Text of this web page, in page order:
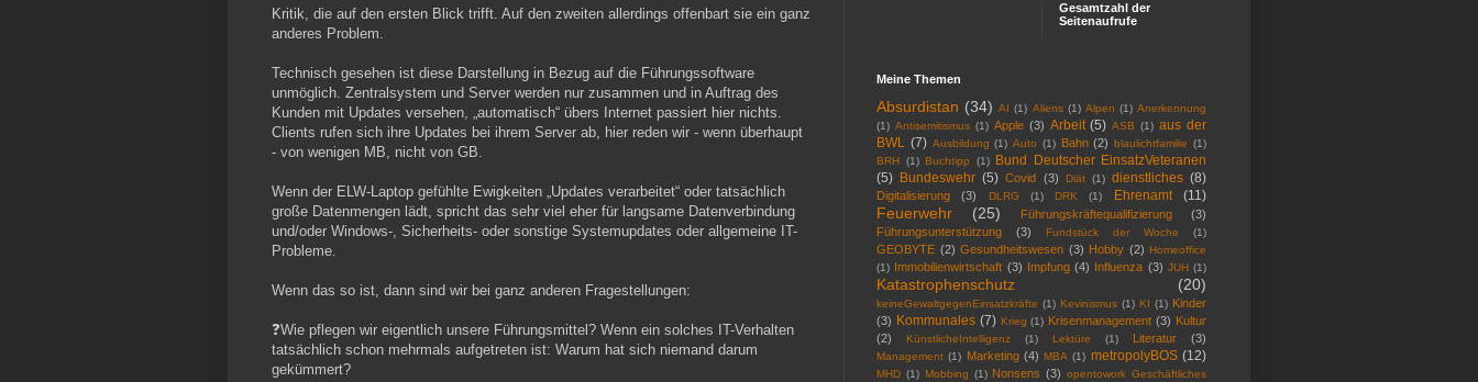
Kritik, die auf den ersten Blick trifft. Auf den zweiten allerdings offenbart sie ein ganz
anderes Problem.
Technisch gesehen ist diese Darstellung in Bezug auf die Führungssoftware
unmöglich. Zentralsystem und Server werden nur zusammen und in Auftrag des
Kunden mit Updates versehen, „automatisch“ übers Internet passiert hier nichts.
Clients rufen sich ihre Updates bei ihrem Server ab, hier reden wir - wenn überhaupt
- von wenigen MB, nicht von GB.
Wenn der ELW-Laptop gefühlte Ewigkeiten „Updates verarbeitet“ oder tatsächlich
große Datenmengen lädt, spricht das sehr viel eher für langsame Datenverbindung
und/oder Windows-, Sicherheits- oder sonstige Systemupdates oder allgemeine IT-
Probleme.
Wenn das so ist, dann sind wir bei ganz anderen Fragestellungen:
❓Wie pflegen wir eigentlich unsere Führungsmittel? Wenn ein solches IT-Verhalten
tatsächlich schon mehrmals aufgetreten ist: Warum hat sich niemand darum
gekümmert?
Gesamtzahl der
Seitenaufrufe
Meine Themen
Absurdistan (34) AI (1) Aliens (1) Alpen (1) Anerkennung
(1) Antisemitismus (1) Apple (3) Arbeit (5) ASB (1) aus der
BWL (7) Ausbildung (1) Auto (1) Bahn (2) blaulichtfamilie (1)
BRH
(1) Buchtipp (1)
Bund Deutscher EinsatzVeteranen
(5) Bundeswehr (5) Covid (3) Diät (1) dienstliches (8)
Digitalisierung (3) DLRG (1) DRK (1) Ehrenamt (11)
Feuerwehr (25) Führungskräftequalifizierung
(3)
Führungsunterstützung
(3) Fundstück der Woche (1)
GEOBYTE (2) Gesundheitswesen (3) Hobby (2) Homeoffice
(1)
Immobilienwirtschaft (3) Impfung (4) Influenza (3) JUH (1)
Katastrophenschutz (20)
keineGewaltgegenEinsatzkräfte (1) Kevinismus (1) KI (1) Kinder
(3) Kommunales (7) Krieg (1) Krisenmanagement (3) Kultur
(2)
KünstlicheIntelligenz (1) Lektüre (1) Literatur (3)
Management (1) Marketing (4) MBA (1) metropolyBOS (12)
MHD (1) Mobbing (1) Nonsens (3) opentowork Geschäftliches